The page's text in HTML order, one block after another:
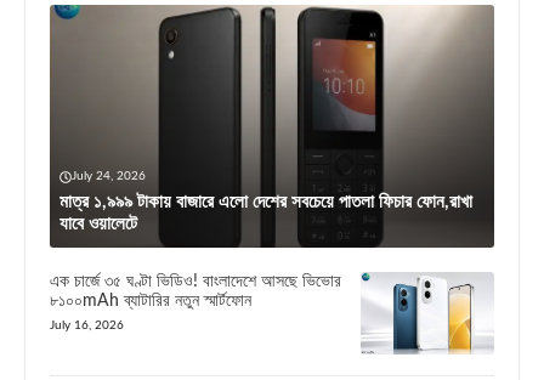
July 24, 2026
মাত্র ১,৯৯৯ টাকায় বাজারে এলো দেশের সবচেয়ে পাতলা ফিচার ফোন,রাখা
যাবে ওয়ালেটে
এক চার্জে ৩৫ ঘণ্টা ভিডিও! বাংলাদেশে আসছে ভিভোর
৮১০০mAh ব্যাটারির নতুন স্মার্টফোন
July 16, 2026